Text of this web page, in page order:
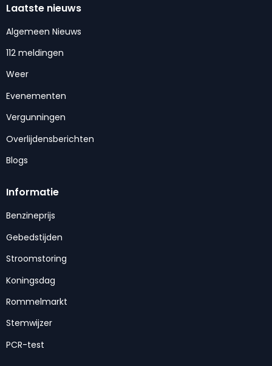
Laatste nieuws
Algemeen Nieuws
112 meldingen
Weer
Evenementen
Vergunningen
Overlijdensberichten
Blogs
Informatie
Benzineprijs
Gebedstijden
Stroomstoring
Koningsdag
Rommelmarkt
Stemwijzer
PCR-test